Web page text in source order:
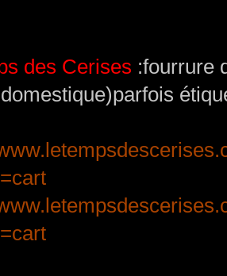
des Cerises :fourrure